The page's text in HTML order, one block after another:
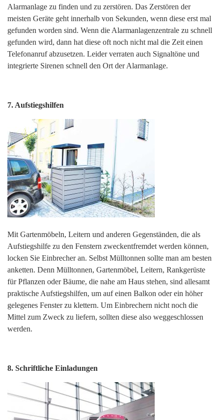
Alarmanlage zu finden und zu zerstören. Das Zerstören der
meisten Geräte geht innerhalb von Sekunden, wenn diese erst mal
gefunden worden sind. Wenn die Alarmanlagenzentrale zu schnell
gefunden wird, dann hat diese oft noch nicht mal die Zeit einen
Telefonanruf abzusetzen. Leider verraten auch Signaltöne und
integrierte Sirenen schnell den Ort der Alarmanlage.
7. Aufstiegshilfen
Mit Gartenmöbeln, Leitern und anderen Gegenständen, die als
Aufstiegshilfe zu den Fenstern zweckentfremdet werden können,
locken Sie Einbrecher an. Selbst Mülltonnen sollte man am besten
anketten. Denn Mülltonnen, Gartenmöbel, Leitern, Rankgerüste
für Pflanzen oder Bäume, die nahe am Haus stehen, sind allesamt
praktische Aufstiegshilfen, um auf einen Balkon oder ein höher
gelegenes Fenster zu klettern. Um Einbrechern nicht noch die
Mittel zum Zweck zu liefern, sollten diese also weggeschlossen
werden.
8. Schriftliche Einladungen